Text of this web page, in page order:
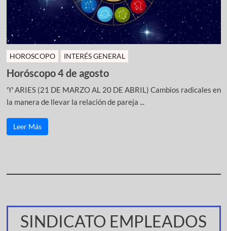
HOROSCOPO INTERÉS GENERAL
Horóscopo 4 de agosto
♈ ARIES (21 DE MARZO AL 20 DE ABRIL) Cambios radicales en
la manera de llevar la relación de pareja ...
Leer Más
SINDICATO EMPLEADOS